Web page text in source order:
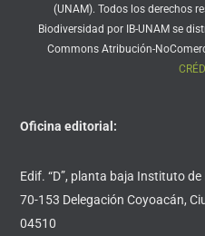
(UNAM). Todos los derechos
Biodiversidad por IB-UNAM se
Commons Atribución-
Oficina editorial:
Edif. “D”, planta baja Instituto
70-153 Delegación Coyoacán,
04510